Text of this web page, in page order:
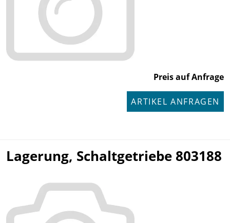
Preis auf Anfrage
ARTIKEL ANFRAGEN
Lagerung, Schaltgetriebe 803188